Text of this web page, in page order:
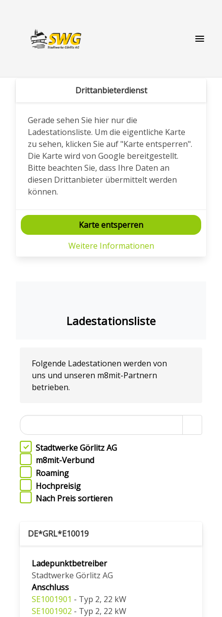
Drittanbieterdienst
Gerade sehen Sie hier nur die
Ladestationsliste. Um die eigentliche Karte
zu sehen, klicken Sie auf "Karte entsperren".
Die Karte wird von Google bereitgestellt.
Bitte beachten Sie, dass Ihre Daten an
diesen Drittanbieter übermittelt werden
können.
Karte entsperren
Weitere Informationen
Ladestationsliste
Folgende Ladestationen werden von
uns und unseren m8mit-Partnern
betrieben.
Stadtwerke Görlitz AG
m8mit-Verbund
Roaming
Hochpreisig
Nach Preis sortieren
DE*GRL*E10019
Ladepunktbetreiber
Stadtwerke Görlitz AG
Anschluss
SE1001901 - Typ 2, 22 kW
SE1001902 - Typ 2, 22 kW